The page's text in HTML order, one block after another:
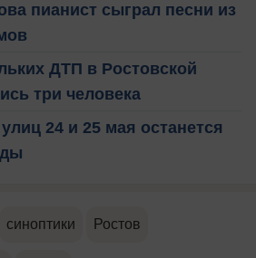
пианист сыграл песни из
ДТП в Ростовской
три человека
24 и 25 мая останется
синоптики Ростов